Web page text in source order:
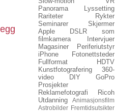
Panorama
Lyssetting
Rariteter
Rykter
Seminarer
Skjermer
Apple
DSLR som
filmkamera
Intervjuer
Magasiner
Periferiutstyr
iPhone
Fotonettsteder
Fullformat
HDTV
Kunstfotografering
360-
video
DIY
GoPro
Prosjekter
Reklamefotografi
Ricoh
Utdanning
Animasjonsfilm
Astrobilder Fremtidsutsikter